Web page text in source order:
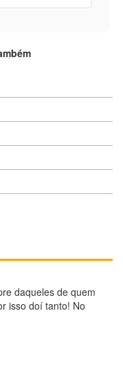
daqueles de quem
isso doí tanto! No